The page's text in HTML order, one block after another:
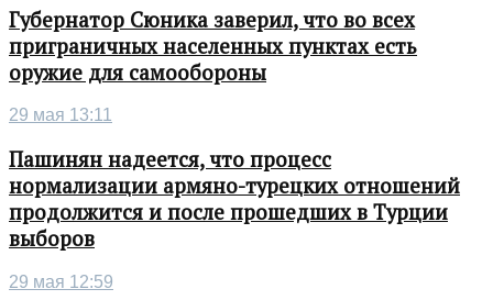
Губернатор Сюника заверил, что во всех
приграничных населенных пунктах есть
оружие для самообороны
29 мая 13:11
Пашинян надеется, что процесс
нормализации армяно-турецких отношений
продолжится и после прошедших в Турции
выборов
29 мая 12:59